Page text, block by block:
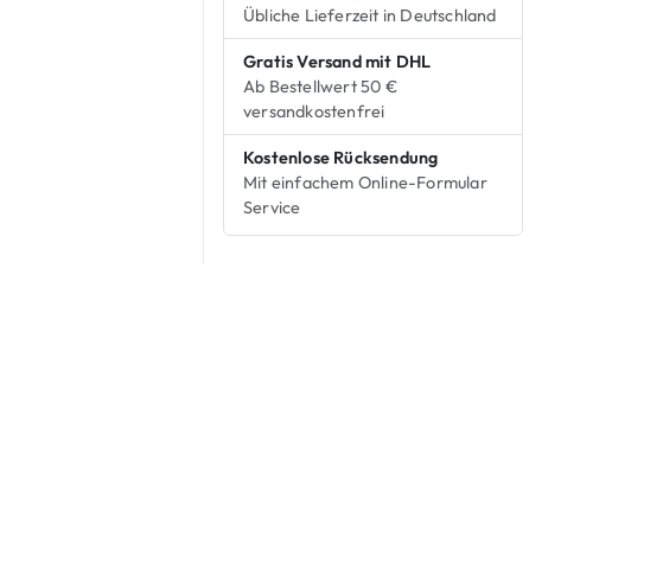
Übliche Lieferzeit in Deutschland
Gratis Versand mit DHL
Ab Bestellwert 50 €
versandkostenfrei
Kostenlose Rücksendung
Mit einfachem Online-Formular
Service